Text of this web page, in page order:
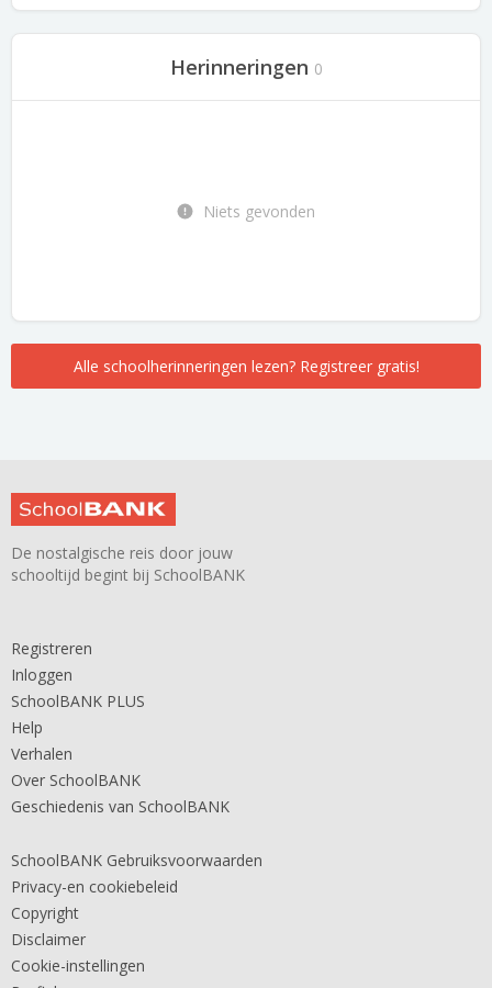
Herinneringen 0
Niets gevonden
Alle schoolherinneringen lezen? Registreer gratis!
De nostalgische reis door jouw
schooltijd begint bij SchoolBANK
Registreren
Inloggen
SchoolBANK PLUS
Help
Verhalen
Over SchoolBANK
Geschiedenis van SchoolBANK
SchoolBANK Gebruiksvoorwaarden
Privacy-en cookiebeleid
Copyright
Disclaimer
Cookie-instellingen